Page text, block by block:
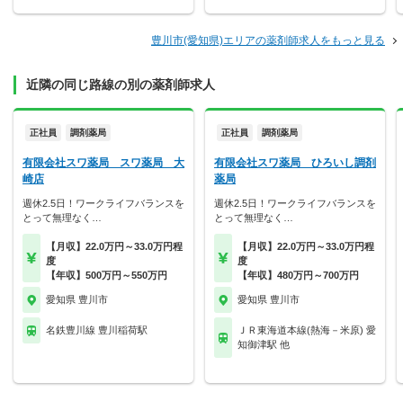
豊川市(愛知県)エリアの薬剤師求人をもっと見る
近隣の同じ路線の別の薬剤師求人
正社員 調剤薬局
有限会社スワ薬局 スワ薬局 大
崎店
週休2.5日！ワークライフバランスを
とって無理なく…
【月収】22.0万円～33.0万円程
度
【年収】500万円～550万円
愛知県 豊川市
名鉄豊川線 豊川稲荷駅
正社員 調剤薬局
有限会社スワ薬局 ひろいし調剤
薬局
週休2.5日！ワークライフバランスを
とって無理なく…
【月収】22.0万円～33.0万円程
度
【年収】480万円～700万円
愛知県 豊川市
ＪＲ東海道本線(熱海－米原) 愛
知御津駅 他